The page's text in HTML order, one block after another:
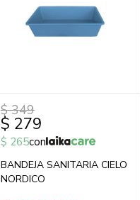
$ 279
$ 349
$ 265con
BANDEJA SANITARIA CIELO
NORDICO